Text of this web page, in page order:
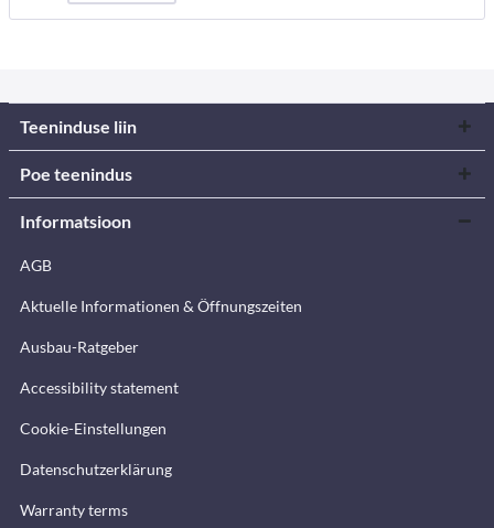
Teeninduse liin
Poe teenindus
Informatsioon
AGB
Aktuelle Informationen & Öffnungszeiten
Ausbau-Ratgeber
Accessibility statement
Cookie-Einstellungen
Datenschutzerklärung
Warranty terms